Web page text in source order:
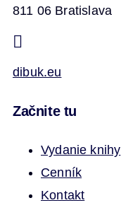
811 06 Bratislava
dibuk.eu
Začnite tu
Vydanie knihy
Cenník
Kontakt